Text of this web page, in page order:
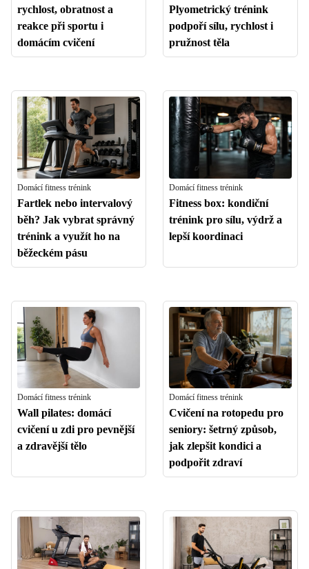
rychlost, obratnost a
reakce při sportu i
domácím cvičení
Plyometrický trénink
podpoří sílu, rychlost i
pružnost těla
Domácí fitness trénink
Fartlek nebo intervalový
běh? Jak vybrat správný
trénink a využít ho na
běžeckém pásu
Domácí fitness trénink
Fitness box: kondiční
trénink pro sílu, výdrž a
lepší koordinaci
Domácí fitness trénink
Wall pilates: domácí
cvičení u zdi pro pevnější
a zdravější tělo
Domácí fitness trénink
Cvičení na rotopedu pro
seniory: šetrný způsob,
jak zlepšit kondici a
podpořit zdraví